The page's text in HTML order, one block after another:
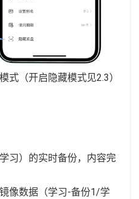
（开启隐藏模式见2.3）
）的实时备份，内容完
像数据（学习-备份1/学